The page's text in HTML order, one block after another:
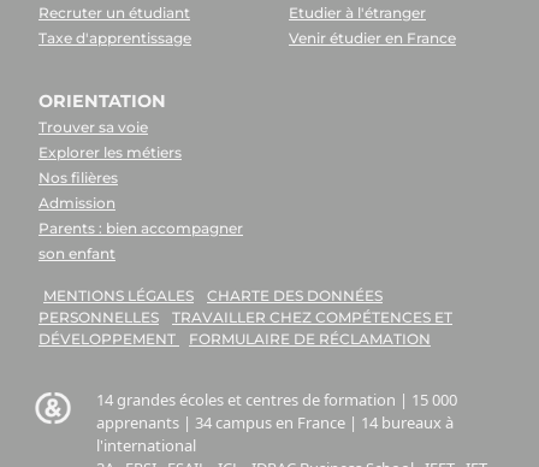
Recruter un étudiant
Taxe d'apprentissage
Etudier à l'étranger
Venir étudier en France
ORIENTATION
Trouver sa voie
Explorer les métiers
Nos filières
Admission
Parents : bien accompagner
son enfant
MENTIONS LÉGALES
CHARTE DES DONNÉES
PERSONNELLES
TRAVAILLER CHEZ COMPÉTENCES ET
DÉVELOPPEMENT
FORMULAIRE DE RÉCLAMATION